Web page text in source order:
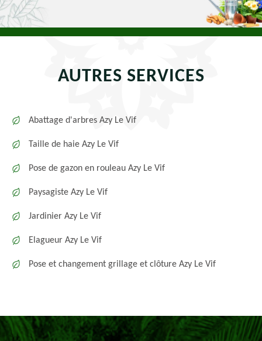
AUTRES SERVICES
Abattage d'arbres Azy Le Vif
Taille de haie Azy Le Vif
Pose de gazon en rouleau Azy Le Vif
Paysagiste Azy Le Vif
Jardinier Azy Le Vif
Elagueur Azy Le Vif
Pose et changement grillage et clôture Azy Le Vif